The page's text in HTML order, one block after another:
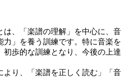
は、「楽譜の理解」を中心に、音
力」を養う訓練です。特に音楽を
初歩的な訓練となり、今後の上達
より、「楽譜を正しく読む」「音